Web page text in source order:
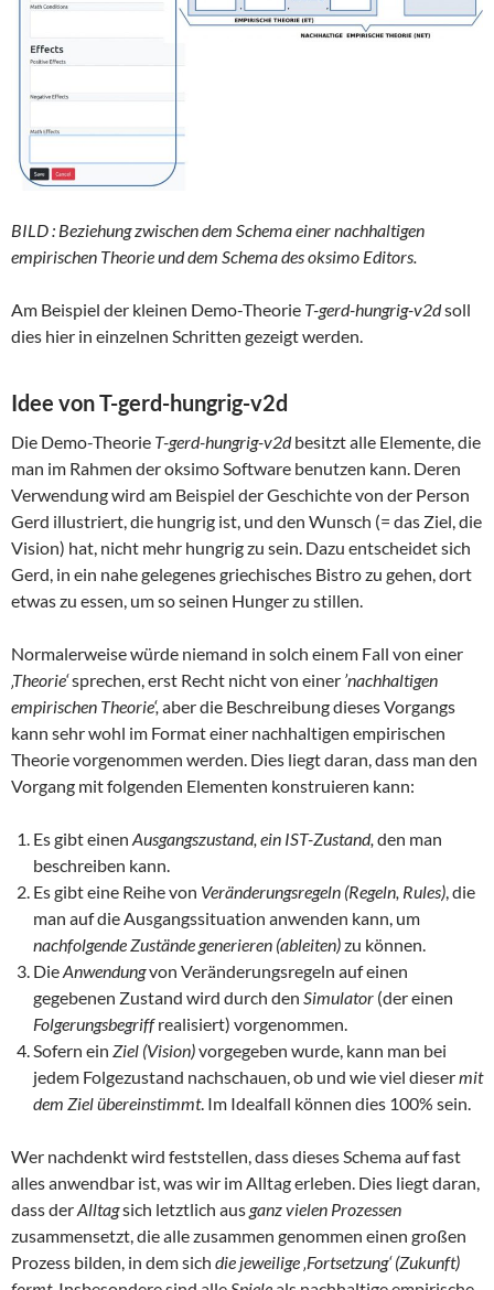
BILD : Beziehung zwischen dem Schema einer nachhaltigen
empirischen Theorie und dem Schema des oksimo Editors.
Am Beispiel der kleinen Demo-Theorie T-gerd-hungrig-v2dsoll
dies hier in einzelnen Schritten gezeigt werden.
Idee von T-gerd-hungrig-v2d
Die Demo-Theorie T-gerd-hungrig-v2dbesitzt alle Elemente, die
man im Rahmen der oksimo Software benutzen kann. Deren
Verwendung wird am Beispiel der Geschichte von der Person
Gerd illustriert, die hungrig ist, und den Wunsch (= das Ziel, die
Vision) hat, nicht mehr hungrig zu sein. Dazu entscheidet sich
Gerd, in ein nahe gelegenes griechisches Bistro zu gehen, dort
etwas zu essen, um so seinen Hunger zu stillen.
Normalerweise würde niemand in solch einem Fall von einer
‚Theorie‘sprechen, erst Recht nicht von einer ’nachhaltigen
empirischen Theorie‘, aber die Beschreibung dieses Vorgangs
kann sehr wohl im Format einer nachhaltigen empirischen
Theorie vorgenommen werden. Dies liegt daran, dass man den
Vorgang mit folgenden Elementen konstruieren kann:
Es gibt einen Ausgangszustand, ein IST-Zustand, den man
beschreiben kann.
Es gibt eine Reihe von Veränderungsregeln (Regeln, Rules) , die
man auf die Ausgangssituation anwenden kann, um
nachfolgende Zustände generieren (ableiten)zu können.
DieAnwendungvon Veränderungsregeln auf einen
gegebenen Zustand wird durch den Simulator (der einen
Folgerungsbegriffrealisiert) vorgenommen.
Sofern ein Ziel (Vision)vorgegeben wurde, kann man bei
jedem Folgezustand nachschauen, ob und wie viel diesermit
dem Ziel übereinstimmt. Im Idealfall können dies 100% sein.
Wer nachdenkt wird feststellen, dass dieses Schema auf fast
alles anwendbar ist, was wir im Alltag erleben. Dies liegt daran,
dass derAlltagsich letztlich aus ganz vielen Prozessen
zusammensetzt, die alle zusammen genommen einen großen
Prozess bilden, in dem sich die jeweilige ‚Fortsetzung‘ (Zukunft)